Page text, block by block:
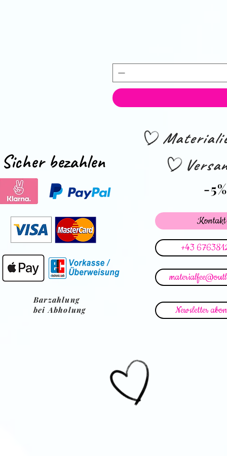
Sicher bezahlen
-5%
Kontakt
+43
Barzahlung
bei Abholung
Newsletter